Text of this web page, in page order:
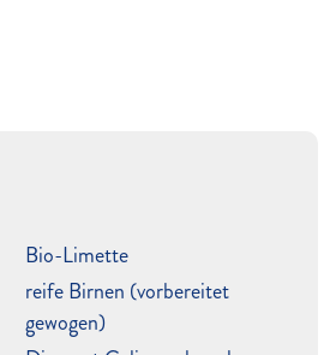
Bio-Limette
reife Birnen (vorbereitet
gewogen)